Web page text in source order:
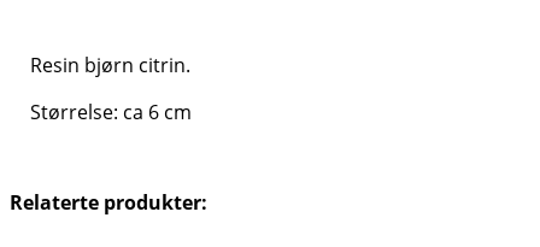
Resin bjørn citrin.
Størrelse: ca 6 cm
Relaterte produkter: